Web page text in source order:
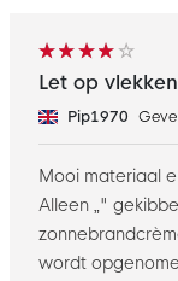
Let op vlekken
Pip1970
Mooi materiaal
Alleen „"
wordt